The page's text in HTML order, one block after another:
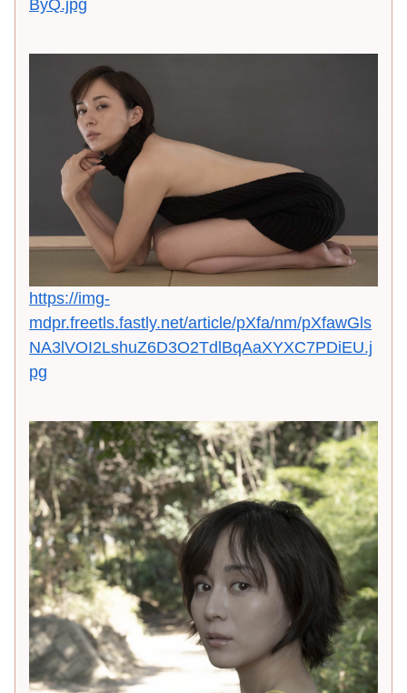
ByQ.jpg
https://img-
mdpr.freetls.fastly.net/article/pXfa/nm/pXfawGls
NA3lVOI2LshuZ6D3O2TdlBqAaXYXC7PDiEU.j
pg